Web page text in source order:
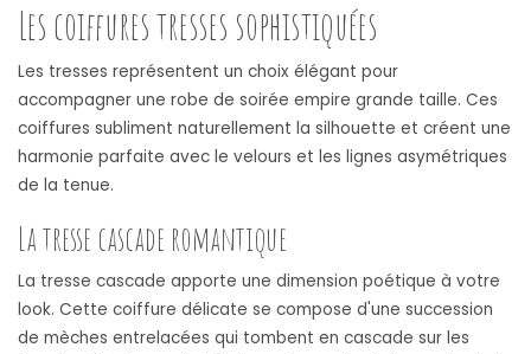
Les coiffures tresses sophistiquées
Les tresses représentent un choix élégant pour
accompagner une robe de soirée empire grande taille. Ces
coiffures subliment naturellement la silhouette et créent une
harmonie parfaite avec le velours et les lignes asymétriques
de la tenue.
La tresse cascade romantique
La tresse cascade apporte une dimension poétique à votre
look. Cette coiffure délicate se compose d'une succession
de mèches entrelacées qui tombent en cascade sur les